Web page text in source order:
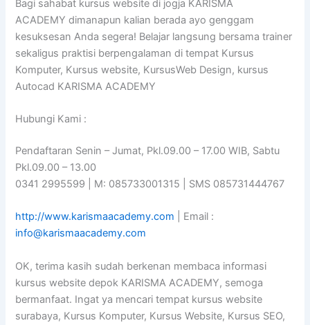
Bagi sahabat kursus website di jogja KARISMA
ACADEMY dimanapun kalian berada ayo genggam
kesuksesan Anda segera! Belajar langsung bersama trainer
sekaligus praktisi berpengalaman di tempat Kursus
Komputer, Kursus website, KursusWeb Design, kursus
Autocad KARISMA ACADEMY
Hubungi Kami :
Pendaftaran Senin – Jumat, Pkl.09.00 – 17.00 WIB, Sabtu
Pkl.09.00 – 13.00
0341 2995599 | M: 085733001315 | SMS 085731444767
http://www.karismaacademy.com | Email :
info@karismaacademy.com
OK, terima kasih sudah berkenan membaca informasi
kursus website depok KARISMA ACADEMY, semoga
bermanfaat. Ingat ya mencari tempat kursus website
surabaya, Kursus Komputer, Kursus Website, Kursus SEO,